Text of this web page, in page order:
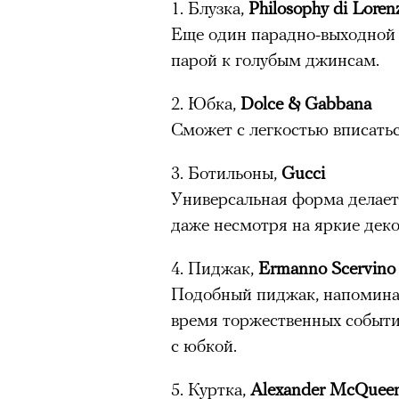
1. Блузка, Philosophy di
Еще один парадно-выходной
парой к голубым джинсам.
2. Юбка, Dolce & Gabbana
Сможет с легкостью
3. Ботильоны, Gucci
Универсальная форма
даже несмотря на яркие
4. Пиджак, Ermanno Scervino
Подобный пиджак,
время торжественных
с юбкой.
5. Куртка, Alexander
© JUNE FILMS
Нирмал Пурджа после рекордного
мира. Катманду, 2019 год
Статистика последних лет
горах Австриипогибли
максимумом для региона. В
несчастных случаев в горах
вести»). На Эвересте в 2024
альпинистов, а в 2025-м —
сообщества стал октябрь
Дхаулагири в Непале
опытных альпинистов. Год